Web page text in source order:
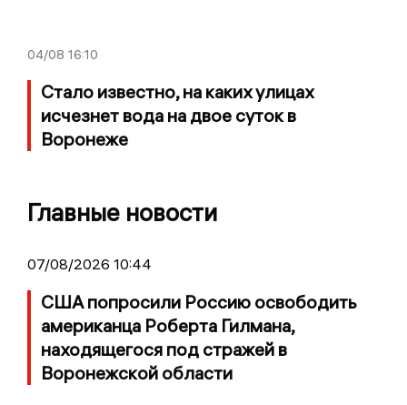
04/08 16:10
Стало известно, на каких улицах
исчезнет вода на двое суток в
Воронеже
Главные новости
07/08/2026 10:44
США попросили Россию освободить
американца Роберта Гилмана,
находящегося под стражей в
Воронежской области